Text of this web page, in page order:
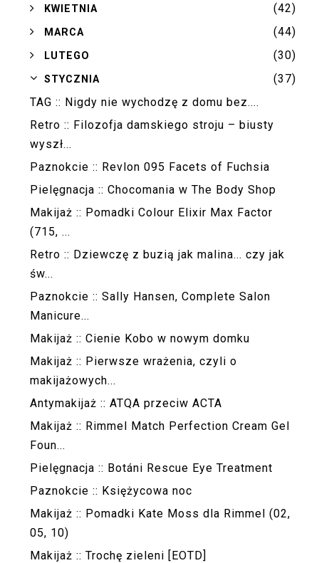
►KWIETNIA (42)
►MARCA (44)
►LUTEGO (30)
▼STYCZNIA
(37)
TAG :: Nigdy nie wychodzę z domu bez....
Retro :: Filozofja damskiego stroju – biusty
wyszł...
Paznokcie :: Revlon 095 Facets of Fuchsia
Pielęgnacja :: Chocomania w The Body Shop
Makijaż :: Pomadki Colour Elixir Max Factor
(715, ...
Retro :: Dziewczę z buzią jak malina... czy jak
św...
Paznokcie :: Sally Hansen, Complete Salon
Manicure...
Makijaż :: Cienie Kobo w nowym domku
Makijaż :: Pierwsze wrażenia, czyli o
makijażowych...
Antymakijaż :: ATQA przeciw ACTA
Makijaż :: Rimmel Match Perfection Cream Gel
Foun...
Pielęgnacja :: Botáni Rescue Eye Treatment
Paznokcie :: Księżycowa noc
Makijaż :: Pomadki Kate Moss dla Rimmel (02,
05, 10)
Makijaż :: Trochę zieleni [EOTD]